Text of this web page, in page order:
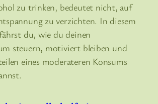
zu trinken, bedeutet nicht, auf
zu verzichten. In diesem
du, wie du deinen
steuern, motiviert bleiben und
eines moderateren Konsums